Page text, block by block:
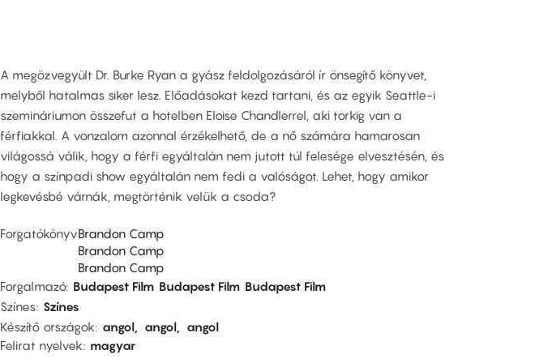
A megözvegyült Dr. Burke Ryan a gyász feldolgozásáról ír önsegítő könyvet,
melyből hatalmas siker lesz. Előadásokat kezd tartani, és az egyik Seattle-i
szemináriumon összefut a hotelben Eloise Chandlerrel, aki torkig van a
férfiakkal. A vonzalom azonnal érzékelhető, de a nő számára hamarosan
világossá válik, hogy a férfi egyáltalán nem jutott túl felesége elvesztésén, és
hogy a színpadi show egyáltalán nem fedi a valóságot. Lehet, hogy amikor
legkevésbé várnák, megtörténik velük a csoda?
ForgatókönyvBrandon Camp
Brandon Camp
Brandon Camp
Forgalmazó Budapest Film Budapest Film Budapest Film
Színes Színes
Készítő országok
angol angol
angol
Felirat nyelvek
magyar